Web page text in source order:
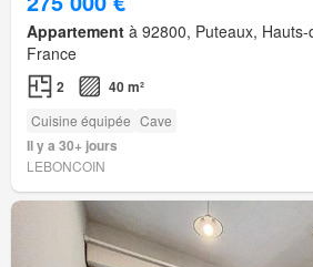
Appartement à 92800, Puteaux,
France
2 40 m²
Cuisine équipée Cave
Il y a 30+ jours
LEBONCOIN